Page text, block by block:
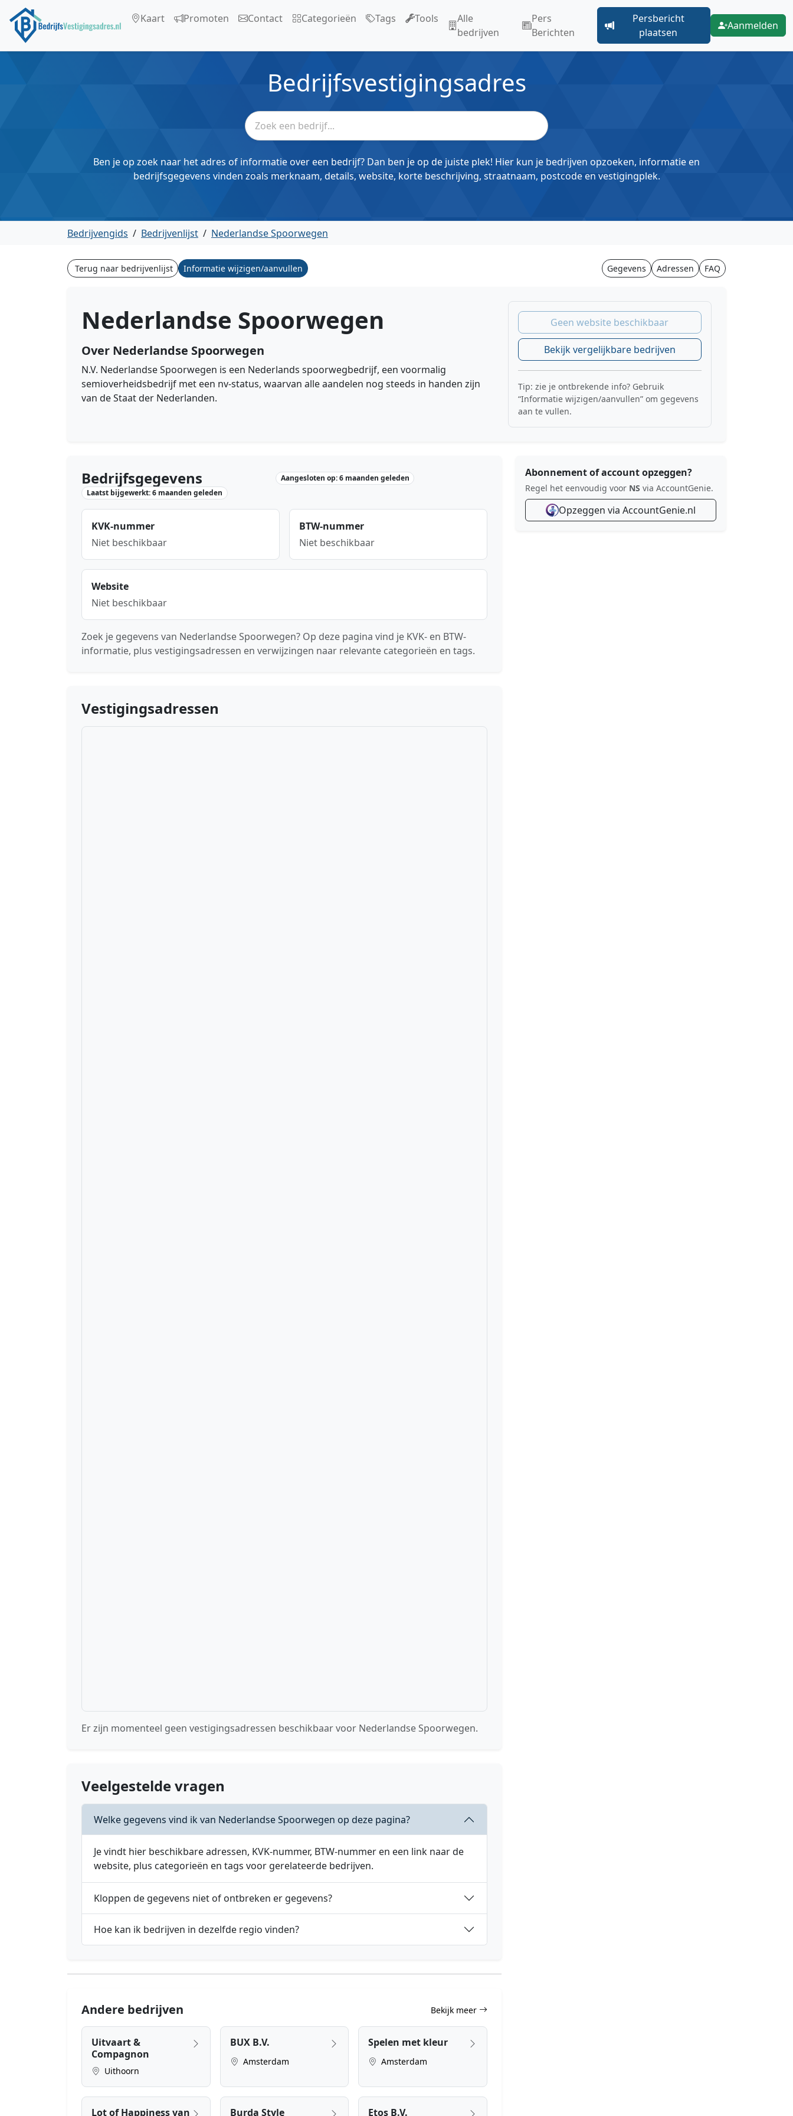
Kaart Promoten Contact Categorieën Tags Tools
Alle
bedrijven
Pers
Berichten
Persbericht
plaatsen
Aanmelden
Bedrijfsvestigingsadres
Ben je op zoek naar het adres of informatie over een bedrijf? Dan ben je op de juiste plek! Hier kun je bedrijven opzoeken, informatie en
bedrijfsgegevens vinden zoals merknaam, details, website, korte beschrijving, straatnaam, postcode en vestigingplek.
Bedrijvengids / Bedrijvenlijst / Nederlandse Spoorwegen
Terug naar bedrijvenlijst Informatie wijzigen/aanvullen Gegevens Adressen FAQ
Nederlandse Spoorwegen
Over Nederlandse Spoorwegen
N.V. Nederlandse Spoorwegen is een Nederlands spoorwegbedrijf, een voormalig
semioverheidsbedrijf met een nv-status, waarvan alle aandelen nog steeds in handen zijn
van de Staat der Nederlanden.
Geen website beschikbaar
Bekijk vergelijkbare bedrijven
Tip: zie je ontbrekende info? Gebruik
“Informatie wijzigen/aanvullen” om gegevens
aan te vullen.
Bedrijfsgegevens
Aangesloten op: 6 maanden geleden
Laatst bijgewerkt: 6 maanden geleden
KVK-nummer
Niet beschikbaar
BTW-nummer
Niet beschikbaar
Website
Niet beschikbaar
Zoek je gegevens van Nederlandse Spoorwegen? Op deze pagina vind je KVK- en BTW-
informatie, plus vestigingsadressen en verwijzingen naar relevante categorieën en tags.
Vestigingsadressen
Er zijn momenteel geen vestigingsadressen beschikbaar voor Nederlandse Spoorwegen.
Veelgestelde vragen
Welke gegevens vind ik van Nederlandse Spoorwegen op deze pagina?
Je vindt hier beschikbare adressen, KVK-nummer, BTW-nummer en een link naar de
website, plus categorieën en tags voor gerelateerde bedrijven.
Kloppen de gegevens niet of ontbreken er gegevens?
Hoe kan ik bedrijven in dezelfde regio vinden?
Andere bedrijven Bekijk meer
Uitvaart &
Compagnon
Uithoorn
BUX B.V.
Amsterdam
Spelen met kleur
Amsterdam
Lot of Happiness van Burda Style Etos B.V.
Abonnement of account opzeggen?
Regel het eenvoudig voor NS via AccountGenie.
Opzeggen via AccountGenie.nl